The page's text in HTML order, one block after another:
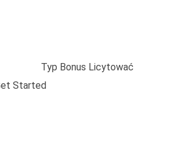
Typ Bonus Licytować
Started